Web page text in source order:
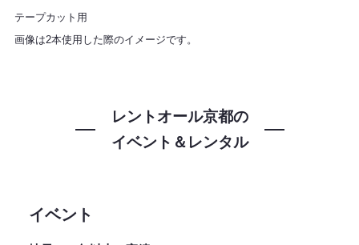
テープカット用
画像は2本使用した際のイメージです。
レントオール京都の
イベント＆レンタル
イベント